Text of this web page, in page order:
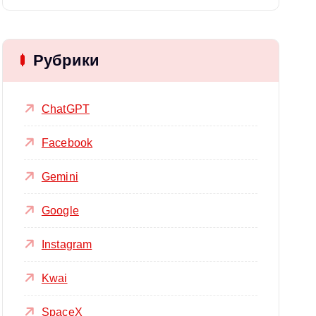
Рубрики
ChatGPT
Facebook
Gemini
Google
Instagram
Kwai
SpaceX